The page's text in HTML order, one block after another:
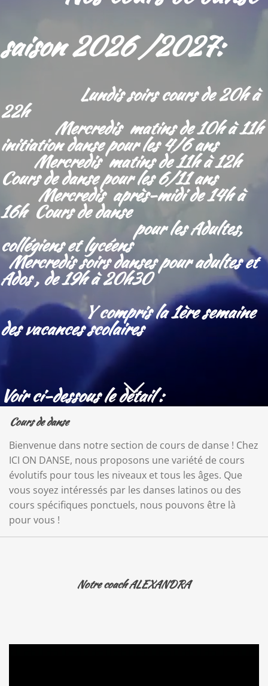
saison 2026 /2027:
Lundis soirs cours de 20h à
22h
Mercredis matins de 10h à 11h
initiation danse pour les 4/6 ans
Mercredis matins de 11h à 12h
Cours de danse pour les 6/11 ans
Mercredis après-midi de 14h à
16h Cours de danse
pour les Adultes,
collégiens et lycéens
Mercredis soirs danses pour adultes et
Ados , de 19h à 20h30
Y compris la 1ère semaine
des vacances scolaires
Voir ci-dessous le détail :
Cours de danse
Bienvenue dans notre section de cours de danse ! Chez
ICI ON DANSE, nous proposons une variété de cours
évolutifs pour tous les niveaux et tous les âges. Que
vous soyez intéressés par les danses latinos ou des
cours spécifiques ponctuels, nous pouvons être là
pour vous !
Notre coach ALEXANDRA